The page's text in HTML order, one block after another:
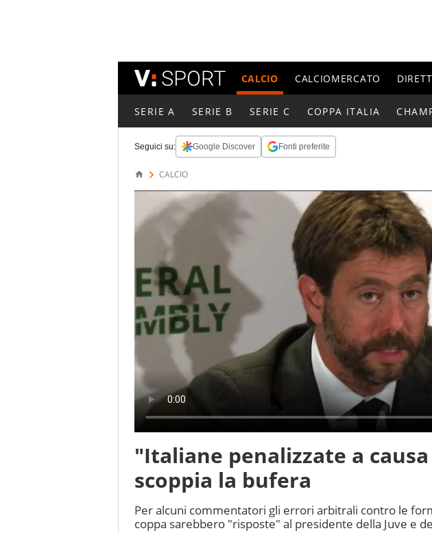
CALCIO CALCIOMERCATO
SERIE A SERIE B SERIE C COPPA ITALIA
Seguici su: Google Discover Fonti preferite
CALCIO
"Italiane penalizzate a
scoppia la bufera
Per alcuni commentatori gli errori arbitrali contro le
coppa sarebbero "risposte" al presidente della Juve e